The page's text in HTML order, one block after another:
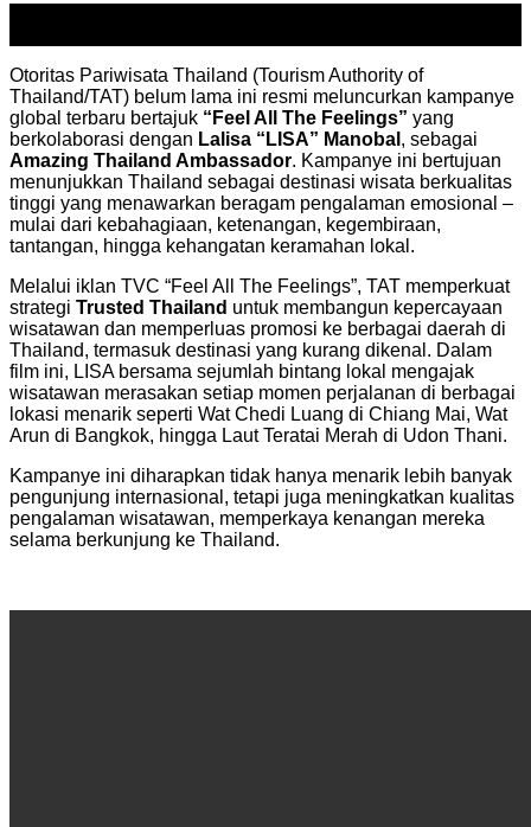
Otoritas Pariwisata Thailand (Tourism Authority of
Thailand/TAT) belum lama ini resmi meluncurkan kampanye
global terbaru bertajuk “Feel All The Feelings” yang
berkolaborasi dengan Lalisa “LISA” Manobal , sebagai
Amazing Thailand Ambassador. Kampanye ini bertujuan
menunjukkan Thailand sebagai destinasi wisata berkualitas
tinggi yang menawarkan beragam pengalaman emosional –
mulai dari kebahagiaan, ketenangan, kegembiraan,
tantangan, hingga kehangatan keramahan lokal.
Melalui iklan TVC “Feel All The Feelings”, TAT memperkuat
strategi Trusted Thailand untuk membangun kepercayaan
wisatawan dan memperluas promosi ke berbagai daerah di
Thailand, termasuk destinasi yang kurang dikenal. Dalam
film ini, LISA bersama sejumlah bintang lokal mengajak
wisatawan merasakan setiap momen perjalanan di berbagai
lokasi menarik seperti Wat Chedi Luang di Chiang Mai, Wat
Arun di Bangkok, hingga Laut Teratai Merah di Udon Thani.
Kampanye ini diharapkan tidak hanya menarik lebih banyak
pengunjung internasional, tetapi juga meningkatkan kualitas
pengalaman wisatawan, memperkaya kenangan mereka
selama berkunjung ke Thailand.